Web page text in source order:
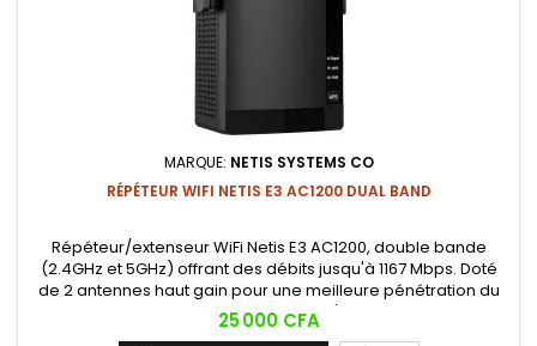
MARQUE: NETIS SYSTEMS CO
RÉPÉTEUR WIFI NETIS E3 AC1200 DUAL BAND
Répéteur/extenseur WiFi Netis E3 AC1200, double bande
(2.4GHz et 5GHz) offrant des débits jusqu'à 1167 Mbps. Doté
de 2 antennes haut gain pour une meilleure pénétration du
signal, il étend la couverture WiFi jusqu'à environ 2200 pieds
carrés (204 m²) et élimine les zones mortes du réseau.
Prix
25 000 CFA